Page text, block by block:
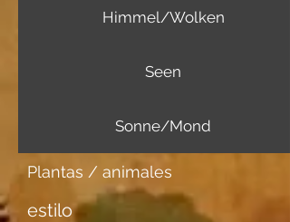
Himmel/Wolken
Seen
Sonne/Mond
Plantas / animales
estilo